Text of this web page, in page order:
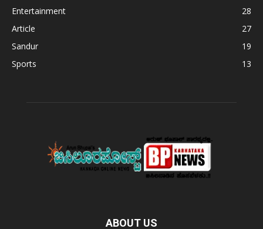
Entertainment
28
Article
27
Sandur
19
Sports
13
ABOUT US